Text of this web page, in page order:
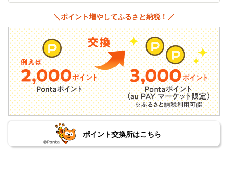
＼ポイント増やしてふるさと納税！／
ポイント交換所はこちら